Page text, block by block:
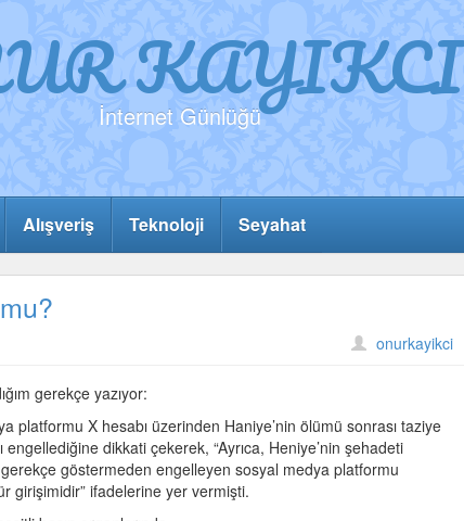
KAYIKCI
İnternet Günlüğü
Alışveriş Teknoloji Seyahat
onurkayikci
gerekçe yazıyor:
X hesabı üzerinden Haniye’nin ölümü sonrası taziye
engellediğine dikkati çekerek, “Ayrıca, Heniye’nin şehadeti
gerekçe göstermeden engelleyen sosyal medya platformu
girişimidir” ifadelerine yer vermişti.